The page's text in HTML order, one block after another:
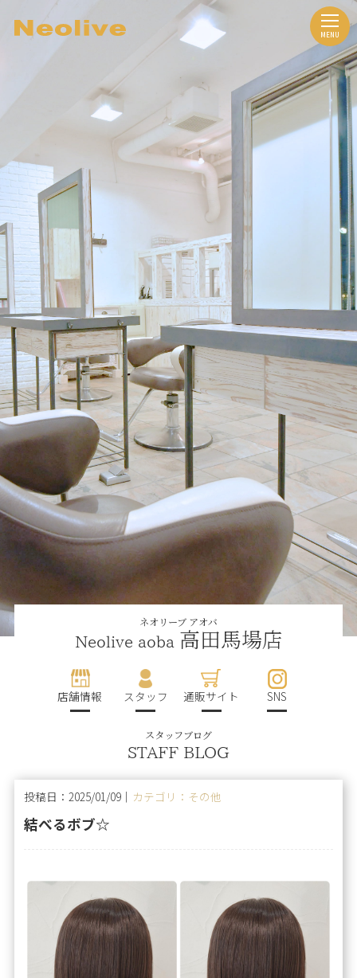
ネオリーブ アオバ
Neolive aoba 高田馬場店
店舗情報 スタッフ 通販サイト SNS
スタッフブログ
STAFF BLOG
投稿日：2025/01/09｜ カテゴリ：その他
結べるボブ☆